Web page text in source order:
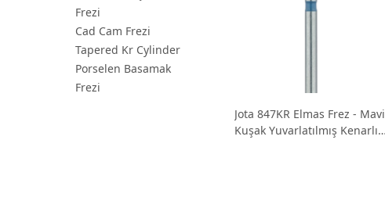
Frezi
Cad Cam Frezi
Tapered Kr Cylinder
Porselen Basamak
Frezi
Jota 847KR Elmas Frez - Mavi
Kuşak Yuvarlatılmış Kenarlı